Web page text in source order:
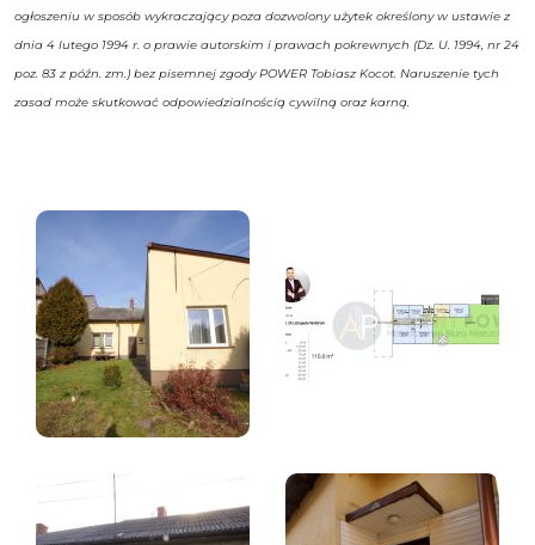
ogłoszeniu w sposób wykraczający poza dozwolony użytek określony w ustawie z
dnia 4 lutego 1994 r. o prawie autorskim i prawach pokrewnych (Dz. U. 1994, nr 24
poz. 83 z późn. zm.) bez pisemnej zgody POWER Tobiasz Kocot. Naruszenie tych
zasad może skutkować odpowiedzialnością cywilną oraz karną.